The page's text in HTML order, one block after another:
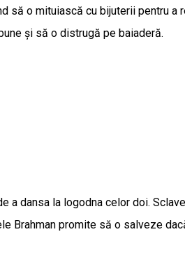
să o mituiască cu bijuterii pentru a
și să o distrugă pe baiaderă.
a dansa la logodna celor doi.
Brahman promite să o salveze